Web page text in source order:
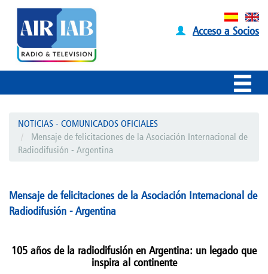
Acceso a Socios
NOTICIAS - COMUNICADOS OFICIALES
Mensaje de felicitaciones de la Asociación Internacional de
Radiodifusión - Argentina
Mensaje de felicitaciones de la Asociación Internacional de
Radiodifusión - Argentina
105 años de la radiodifusión en Argentina: un legado que
inspira al continente